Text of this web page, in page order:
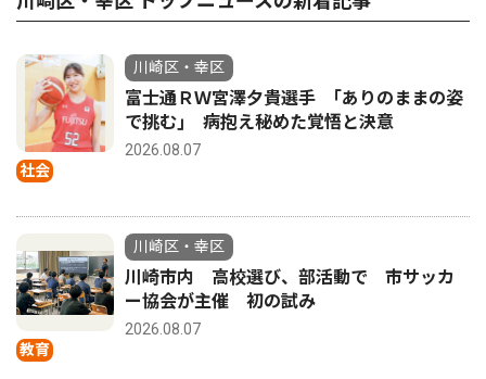
社会
川崎区・幸区
富士通ＲＷ宮澤夕貴選手 ｢ありのままの姿
で挑む｣ 病抱え秘めた覚悟と決意
2026.08.07
教育
川崎区・幸区
川崎市内 高校選び、部活動で 市サッカ
ー協会が主催 初の試み
2026.08.07